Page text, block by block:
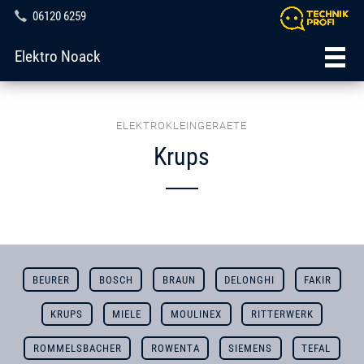
06120 6259
Elektro Noack
ELEKTROKLEINGERAETE
Krups
BEURER BOSCH BRAUN DELONGHI FAKIR
KRUPS MIELE MOULINEX RITTERWERK
ROMMELSBACHER ROWENTA SIEMENS TEFAL